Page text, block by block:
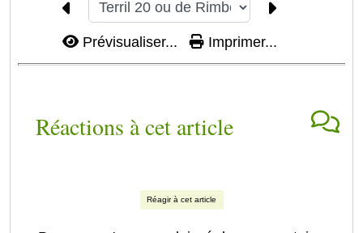
Prévisualiser... Imprimer...
Réactions à cet article
Réagir à cet article